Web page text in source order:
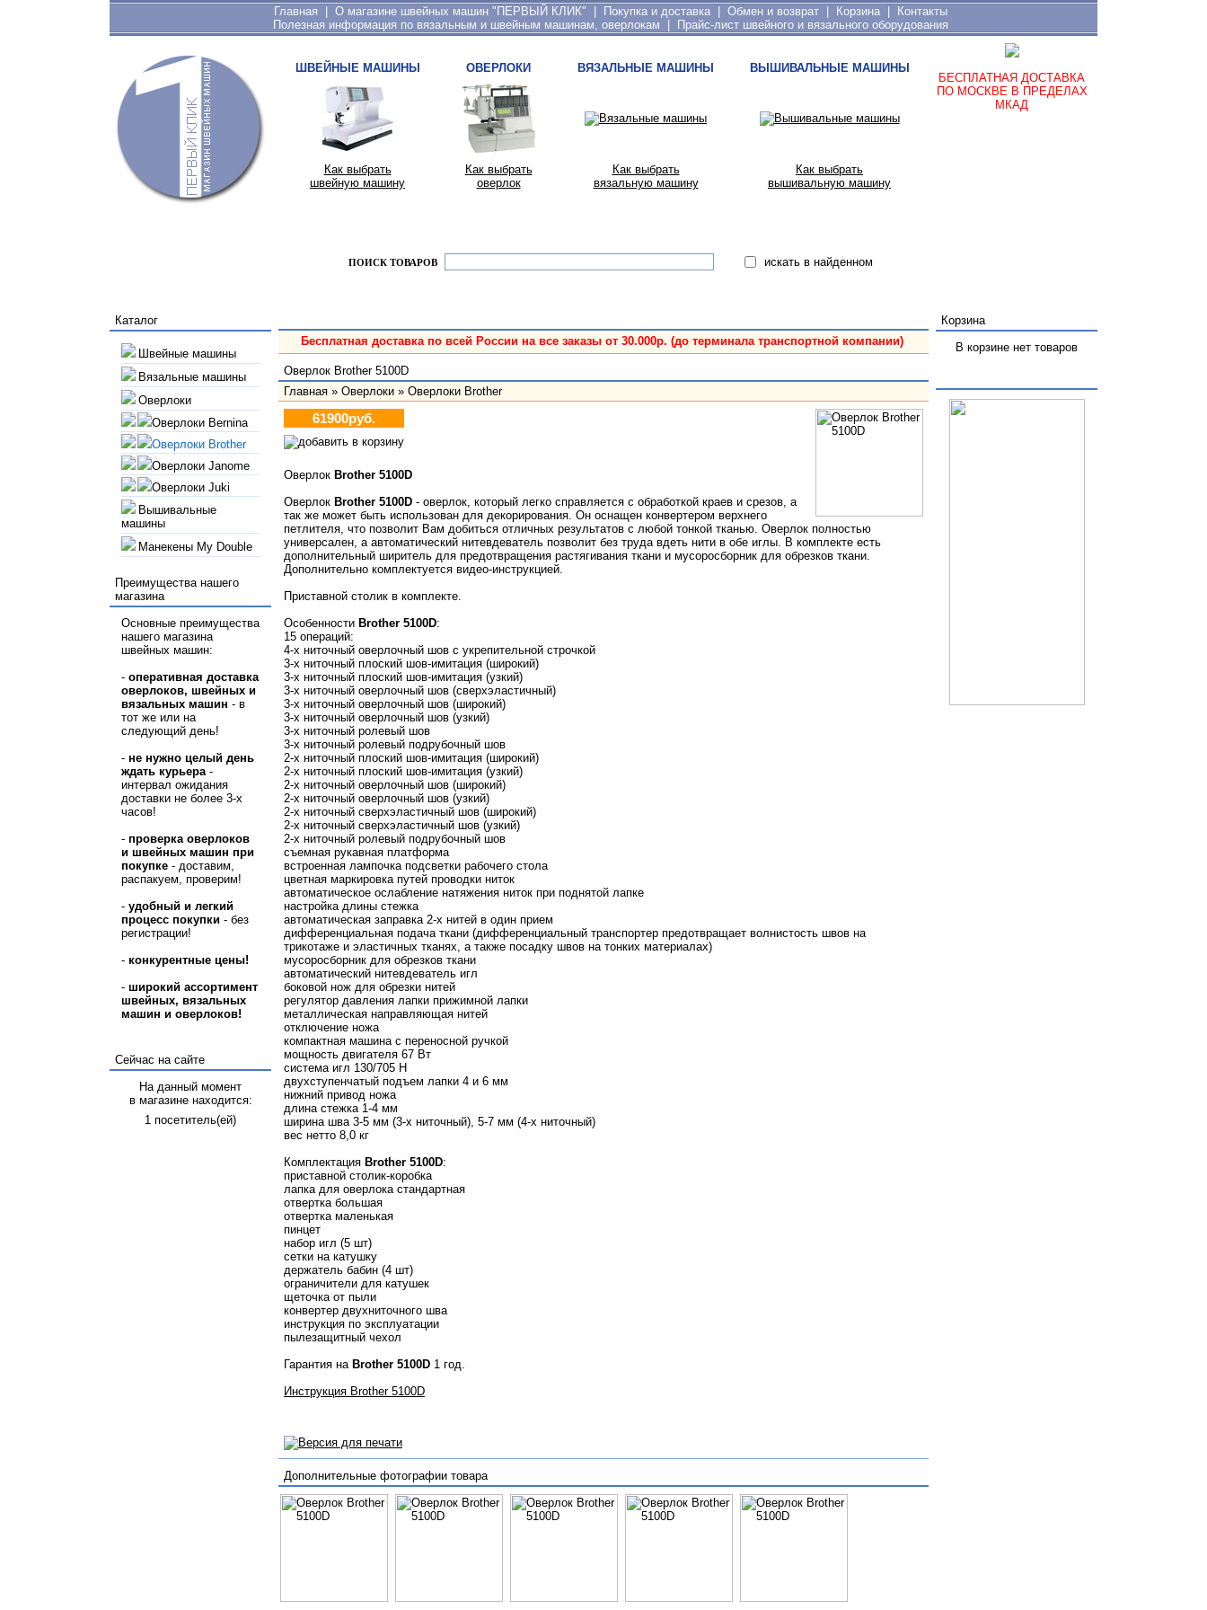
Главная О магазине швейных машин "ПЕРВЫЙ КЛИК" Покупка и доставка Обмен и возврат Корзина
Контакты
Полезная информация по вязальным и швейным машинам, оверлокам
Прайс-лист швейного и вязального оборудования
ШВЕЙНЫЕ МАШИНЫ ОВЕРЛОКИ ВЯЗАЛЬНЫЕ МАШИНЫ ВЫШИВАЛЬНЫЕ МАШИНЫ
Как выбрать
швейную машину
Как выбрать
оверлок
Как выбрать
вязальную машину
Как выбрать
вышивальную машину
БЕСПЛАТНАЯ ДОСТАВКА
ПО МОСКВЕ В ПРЕДЕЛАХ
МКАД
ПОИСК ТОВАРОВ искать в найденном
Каталог
Швейные машины
Вязальные машины
Оверлоки
Оверлоки Bernina
Оверлоки Brother
Оверлоки Janome
Оверлоки Juki
Вышивальные
машины
Манекены My Double
Преимущества нашего
магазина
Основные преимущества
нашего магазина
швейных машин:
- оперативная доставка
оверлоков, швейных и
вязальных машин - в
тот же или на
следующий день!
- не нужно целый день
ждать курьера -
интервал ожидания
доставки не более 3-х
часов!
- проверка оверлоков
и швейных машин при
покупке - доставим,
распакуем, проверим!
- удобный и легкий
процесс покупки - без
регистрации!
- конкурентные цены!
- широкий ассортимент
швейных, вязальных
машин и оверлоков!
Сейчас на сайте
На данный момент
в магазине находится:
1 посетитель(ей)
Бесплатная доставка по всей России на все заказы от 30.000р. (до терминала транспортной компании)
Оверлок Brother 5100D
Главная » Оверлоки » Оверлоки Brother
61900руб.
Оверлок Brother 5100D
Оверлок Brother 5100D - оверлок, который легко справляется с обработкой краев и срезов, а
так же может быть использован для декорирования. Он оснащен конвертером верхнего
петлителя, что позволит Вам добиться отличных результатов с любой тонкой тканью. Оверлок полностью
универсален, а автоматический нитевдеватель позволит без труда вдеть нити в обе иглы. В комплекте есть
дополнительный ширитель для предотвращения растягивания ткани и мусоросборник для обрезков ткани.
Дополнительно комплектуется видео-инструкцией.
Приставной столик в комплекте.
Особенности Brother 5100D:
15 операций:
4-х ниточный оверлочный шов с укрепительной строчкой
3-х ниточный плоский шов-имитация (широкий)
3-х ниточный плоский шов-имитация (узкий)
3-х ниточный оверлочный шов (сверхэластичный)
3-х ниточный оверлочный шов (широкий)
3-х ниточный оверлочный шов (узкий)
3-х ниточный ролевый шов
3-х ниточный ролевый подрубочный шов
2-х ниточный плоский шов-имитация (широкий)
2-х ниточный плоский шов-имитация (узкий)
2-х ниточный оверлочный шов (широкий)
2-х ниточный оверлочный шов (узкий)
2-х ниточный сверхэластичный шов (широкий)
2-х ниточный сверхэластичный шов (узкий)
2-х ниточный ролевый подрубочный шов
съемная рукавная платформа
встроенная лампочка подсветки рабочего стола
цветная маркировка путей проводки ниток
автоматическое ослабление натяжения ниток при поднятой лапке
настройка длины стежка
автоматическая заправка 2-х нитей в один прием
дифференциальная подача ткани (дифференциальный транспортер предотвращает волнистость швов на
трикотаже и эластичных тканях, а также посадку швов на тонких материалах)
мусоросборник для обрезков ткани
автоматический нитевдеватель игл
боковой нож для обрезки нитей
регулятор давления лапки прижимной лапки
металлическая направляющая нитей
отключение ножа
компактная машина с переносной ручкой
мощность двигателя 67 Вт
система игл 130/705 Н
двухступенчатый подъем лапки 4 и 6 мм
нижний привод ножа
длина стежка 1-4 мм
ширина шва 3-5 мм (3-х ниточный), 5-7 мм (4-х ниточный)
вес нетто 8,0 кг
Комплектация Brother 5100D:
приставной столик-коробка
лапка для оверлока стандартная
отвертка большая
отвертка маленькая
пинцет
набор игл (5 шт)
сетки на катушку
держатель бабин (4 шт)
ограничители для катушек
щеточка от пыли
конвертер двухниточного шва
инструкция по эксплуатации
пылезащитный чехол
Гарантия на Brother 5100D 1 год.
Инструкция Brother 5100D
Дополнительные фотографии товара
Корзина
В корзине нет товаров